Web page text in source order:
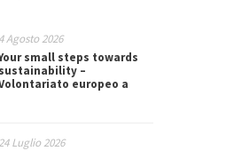
4 Agosto 2026
small steps towards
sustainability –
europeo a
24 Luglio 2026